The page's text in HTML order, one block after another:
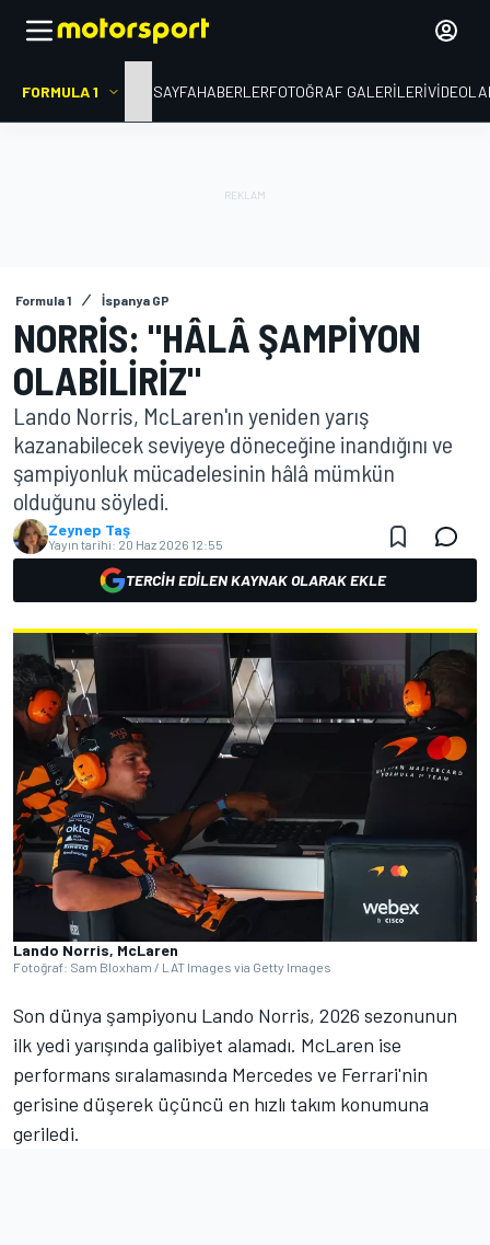
FORMULA 1 ANA SAYFAHABERLERFOTOĞRAF GALERILERI
Formula 1 İspanya GP
NORRIS: "HÂLÂ ŞAMPIYON
OLABILIRIZ"
Lando Norris, McLaren'ın yeniden yarış
kazanabilecek seviyeye döneceğine inandığını ve
şampiyonluk mücadelesinin hâlâ mümkün
olduğunu söyledi.
Zeynep Taş
Yayın tarihi: 20 Haz 2026 12:55
TERCIH EDILEN KAYNAK OLARAK EKLE
Lando Norris, McLaren
Fotoğraf: Sam Bloxham / LAT Images via Getty Images
Son dünya şampiyonu Lando Norris, 2026 sezonunun
ilk yedi yarışında galibiyet alamadı. McLaren ise
performans sıralamasında Mercedes ve Ferrari'nin
gerisine düşerek üçüncü en hızlı takım konumuna
geriledi.